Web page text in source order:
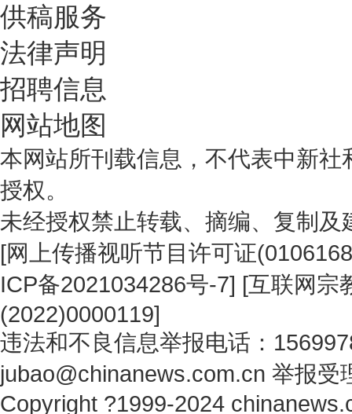
供稿服务
法律声明
招聘信息
网站地图
本网站所刊载信息，不代表中新
授权。
未经授权禁止转载、摘编、复制
[网上传播视听节目许可证
ICP备2021034286号-7] [互联网宗
(2022)0000119]
违法和不良信息举报电话：
jubao@chinanews.com.cn 举报受
Copyright ?1999-2024